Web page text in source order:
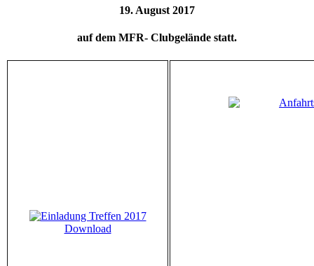
19. August 2017
auf dem MFR- Clubgelände statt.
Download